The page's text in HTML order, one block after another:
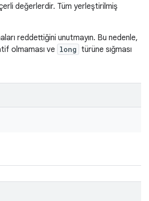
değerlerdir. Tüm yerleştirilmiş
reddettiğini unutmayın. Bu nedenle,
olmaması ve long türüne sığması